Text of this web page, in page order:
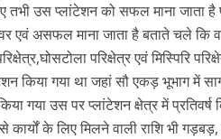
तभी उस प्लांटेशन को सफल माना जाता
एवं असफल माना जाता है बताते चले कि
परिक्षेत्र एवं मिस्पिरि
किया गया था जहां सौ एकड़ भूभाग में
गया उस पर प्लांटेशन क्षेत्र में
कार्यों के लिए मिलने वाली राशि भी